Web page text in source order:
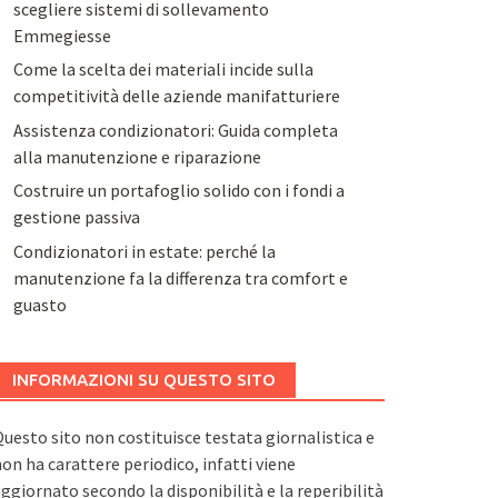
scegliere sistemi di sollevamento
Emmegiesse
Come la scelta dei materiali incide sulla
competitività delle aziende manifatturiere
Assistenza condizionatori: Guida completa
alla manutenzione e riparazione
Costruire un portafoglio solido con i fondi a
gestione passiva
Condizionatori in estate: perché la
manutenzione fa la differenza tra comfort e
guasto
INFORMAZIONI SU QUESTO SITO
sito non costituisce testata giornalistica e
ha carattere periodico, infatti viene
secondo la disponibilità e la reperibilità